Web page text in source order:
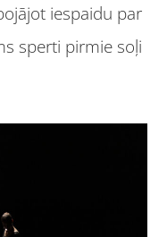
iespaidu par
sperti pirmie soļi